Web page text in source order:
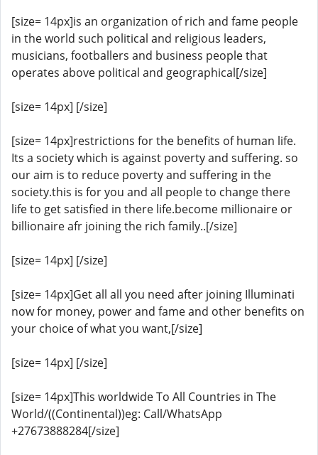
[size= 14px]is an organization of rich and fame people
in the world such political and religious leaders,
musicians, footballers and business people that
operates above political and geographical[/size]
[size= 14px] [/size]
[size= 14px]restrictions for the benefits of human life.
Its a society which is against poverty and suffering. so
our aim is to reduce poverty and suffering in the
society.this is for you and all people to change there
life to get satisfied in there life.become millionaire or
billionaire afr joining the rich family..[/size]
[size= 14px] [/size]
[size= 14px]Get all all you need after joining Illuminati
now for money, power and fame and other benefits on
your choice of what you want,[/size]
[size= 14px] [/size]
[size= 14px]This worldwide To All Countries in The
World/((Continental))eg: Call/WhatsApp
+27673888284[/size]